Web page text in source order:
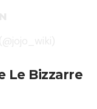
Le Bizzarre